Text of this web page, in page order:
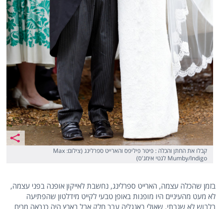
קבלו את החתן והכלה : פיטר פיליפס והארייט ספרלינג (צילום: Max
Mumby/Indigo לגטי אימג'ס)
בזמן שהכלה עצמה, הארייט ספרלינג, נחשבת לאייקון אופנה בפני עצמה,
לא מעט מהעיניים היו מופנות באופן טבעי לקייט מידלטון שהפתיעה